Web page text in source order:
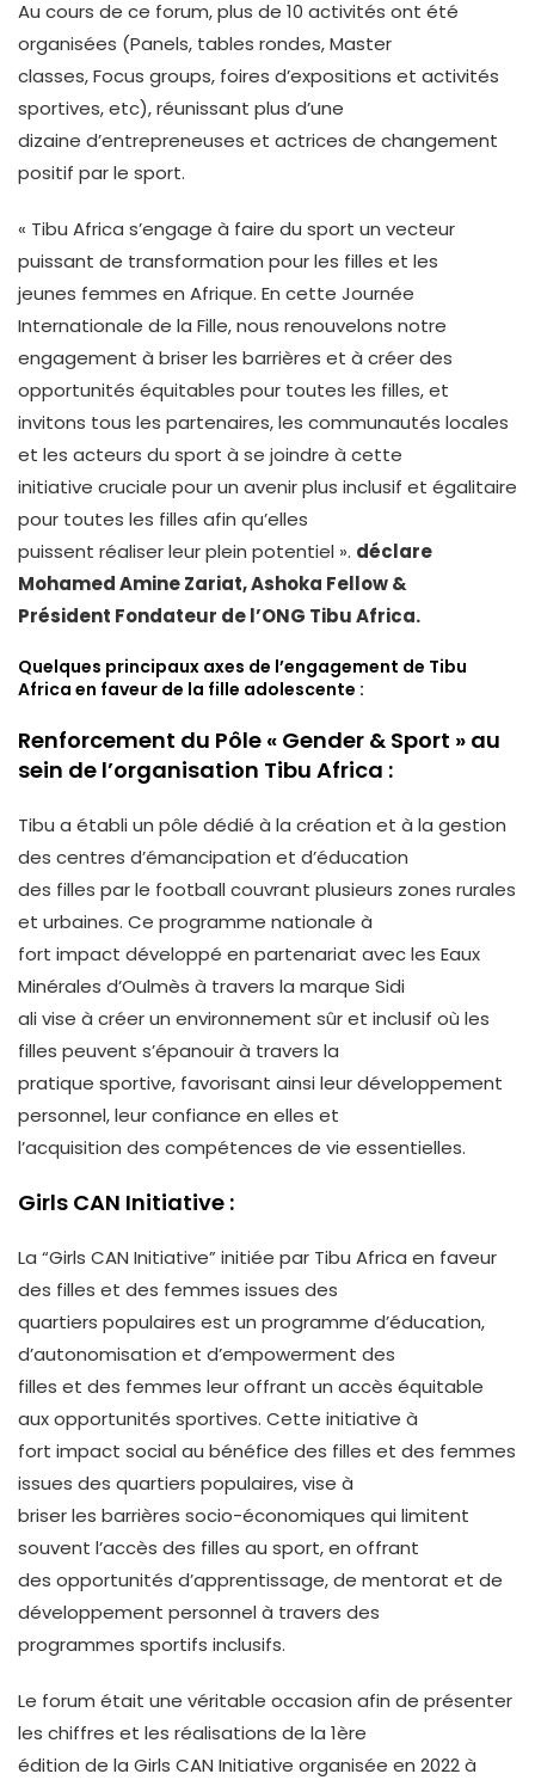
Au cours de ce forum, plus de 10 activités ont été
organisées (Panels, tables rondes, Master
classes, Focus groups, foires d’expositions et activités
sportives, etc), réunissant plus d’une
dizaine d’entrepreneuses et actrices de changement
positif par le sport.
« Tibu Africa s’engage à faire du sport un vecteur
puissant de transformation pour les filles et les
jeunes femmes en Afrique. En cette Journée
Internationale de la Fille, nous renouvelons notre
engagement à briser les barrières et à créer des
opportunités équitables pour toutes les filles, et
invitons tous les partenaires, les communautés locales
et les acteurs du sport à se joindre à cette
initiative cruciale pour un avenir plus inclusif et égalitaire
pour toutes les filles afin qu’elles
puissent réaliser leur plein potentiel ». déclare
Mohamed Amine Zariat, Ashoka Fellow &
Président Fondateur de l’ONG Tibu Africa.
Quelques principaux axes de l’engagement de Tibu
Africa en faveur de la fille adolescente :
Renforcement du Pôle « Gender & Sport » au
sein de l’organisation Tibu Africa :
Tibu a établi un pôle dédié à la création et à la gestion
des centres d’émancipation et d’éducation
des filles par le football couvrant plusieurs zones rurales
et urbaines. Ce programme nationale à
fort impact développé en partenariat avec les Eaux
Minérales d’Oulmès à travers la marque Sidi
ali vise à créer un environnement sûr et inclusif où les
filles peuvent s’épanouir à travers la
pratique sportive, favorisant ainsi leur développement
personnel, leur confiance en elles et
l’acquisition des compétences de vie essentielles.
Girls CAN Initiative :
La “Girls CAN Initiative” initiée par Tibu Africa en faveur
des filles et des femmes issues des
quartiers populaires est un programme d’éducation,
d’autonomisation et d’empowerment des
filles et des femmes leur offrant un accès équitable
aux opportunités sportives. Cette initiative à
fort impact social au bénéfice des filles et des femmes
issues des quartiers populaires, vise à
briser les barrières socio-économiques qui limitent
souvent l’accès des filles au sport, en offrant
des opportunités d’apprentissage, de mentorat et de
développement personnel à travers des
programmes sportifs inclusifs.
Le forum était une véritable occasion afin de présenter
les chiffres et les réalisations de la 1ère
édition de la Girls CAN Initiative organisée en 2022 à